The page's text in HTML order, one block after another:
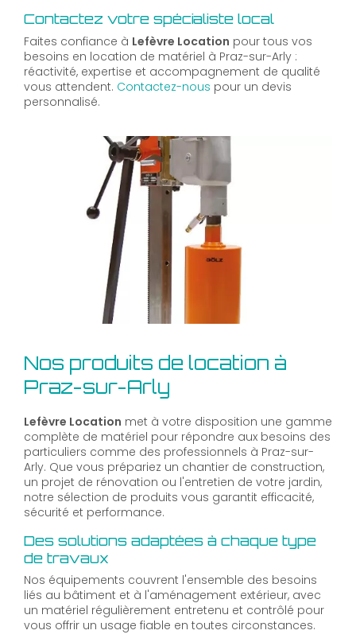
Contactez votre spécialiste local
Faites confiance à Lefèvre Location pour tous vos
besoins en location de matériel à Praz-sur-Arly :
réactivité, expertise et accompagnement de qualité
vous attendent. Contactez-nous pour un devis
personnalisé.
Nos produits de location à
Praz-sur-Arly
Lefèvre Location met à votre disposition une gamme
complète de matériel pour répondre aux besoins des
particuliers comme des professionnels à Praz-sur-
Arly. Que vous prépariez un chantier de construction,
un projet de rénovation ou l'entretien de votre jardin,
notre sélection de produits vous garantit efficacité,
sécurité et performance.
Des solutions adaptées à chaque type
de travaux
Nos équipements couvrent l'ensemble des besoins
liés au bâtiment et à l'aménagement extérieur, avec
un matériel régulièrement entretenu et contrôlé pour
vous offrir un usage fiable en toutes circonstances.